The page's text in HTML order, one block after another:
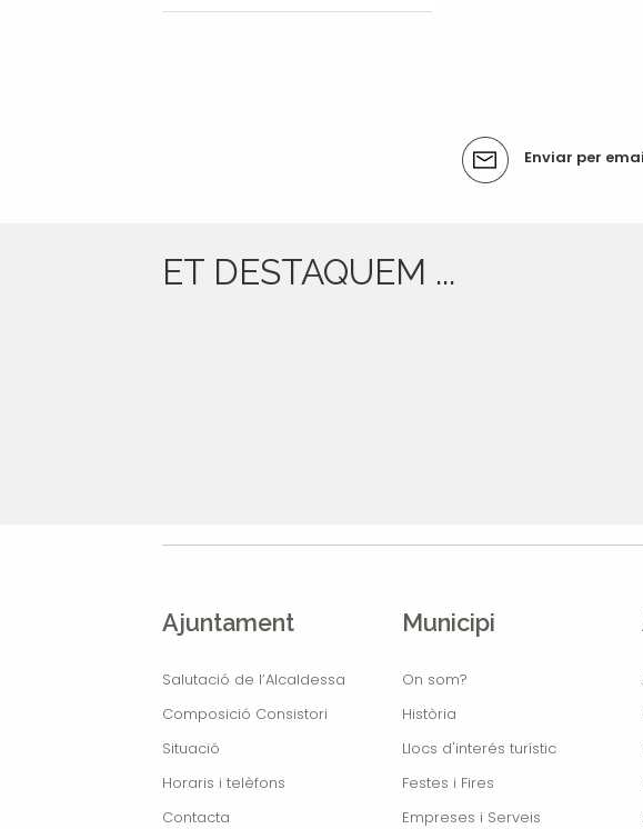
Accions
del
Enviar per
ET DESTAQUEM ...
Ajuntament
Salutació de l’Alcaldessa
Composició Consistori
Situació
Horaris i telèfons
Contacta
Municipi
On som?
Història
Llocs d'interés turístic
Festes i Fires
Empreses i Serveis